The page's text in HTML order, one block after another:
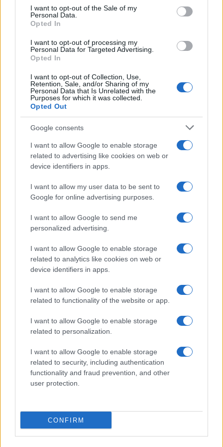
consent section.
I want to opt-out of the Sale of my
Personal Data.
Opted In
I want to opt-out of processing my
Personal Data for Targeted Advertising.
Opted In
I want to opt-out of Collection, Use,
Retention, Sale, and/or Sharing of my
Personal Data that Is Unrelated with the
Purposes for which it was collected.
Opted Out
Google consents
I want to allow Google to enable storage
related to advertising like cookies on web or
device identifiers in apps.
I want to allow my user data to be sent to
Google for online advertising purposes.
I want to allow Google to send me
personalized advertising.
I want to allow Google to enable storage
related to analytics like cookies on web or
device identifiers in apps.
I want to allow Google to enable storage
related to functionality of the website or app.
I want to allow Google to enable storage
related to personalization.
I want to allow Google to enable storage
related to security, including authentication
functionality and fraud prevention, and other
user protection.
CONFIRM
Ο Άδωνις Γεωργιάδης έκανε repost τον